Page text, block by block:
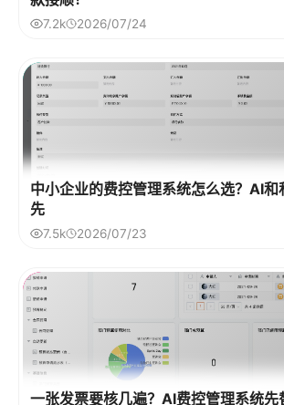
7.2k 2026/07/24
中小企业的费控管理系统怎么选？AI和
先
7.5k 2026/07/23
一张发票要核几遍？AI费控管理系统先